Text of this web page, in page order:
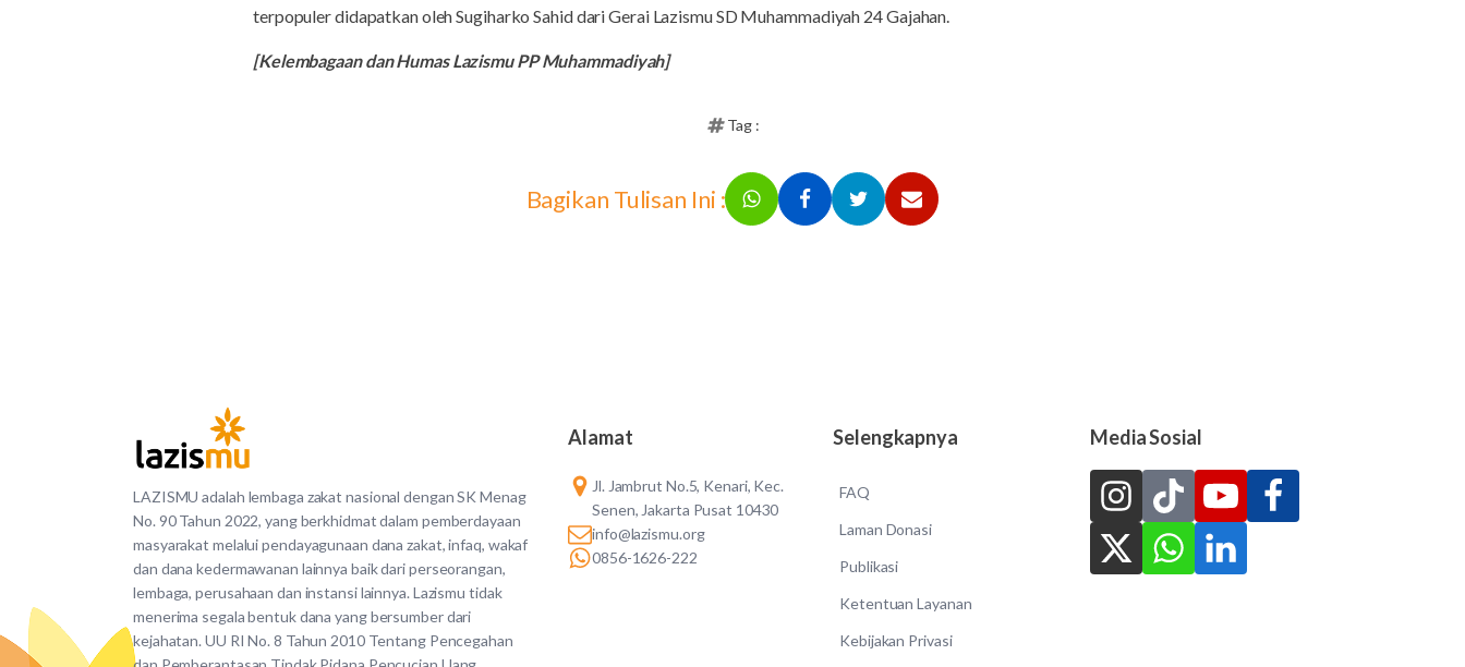
terpopuler didapatkan oleh Sugiharko Sahid dari Gerai Lazismu SD Muhammadiyah 24 Gajahan.
[Kelembagaan dan Humas Lazismu PP Muhammadiyah]
Tag :
Bagikan Tulisan Ini :
LAZISMU adalah lembaga zakat nasional dengan SK Menag
No. 90 Tahun 2022, yang berkhidmat dalam pemberdayaan
masyarakat melalui pendayagunaan dana zakat, infaq, wakaf
dan dana kedermawanan lainnya baik dari perseorangan,
lembaga, perusahaan dan instansi lainnya. Lazismu tidak
menerima segala bentuk dana yang bersumber dari
kejahatan. UU RI No. 8 Tahun 2010 Tentang Pencegahan
Alamat
Jl. Jambrut No.5, Kenari, Kec.
Senen, Jakarta Pusat 10430
info@lazismu.org
0856-1626-222
Selengkapnya
FAQ
Laman Donasi
Publikasi
Ketentuan Layanan
Kebijakan Privasi
Media Sosial